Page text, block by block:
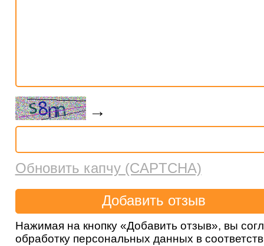
→
Обновить капчу (CAPTCHA)
Нажимая на кнопку «Добавить отзыв», вы
обработку персональных данных в